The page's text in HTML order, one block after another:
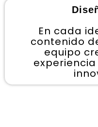
En cada
contenido
equipo